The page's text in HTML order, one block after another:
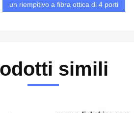
un riempitivo a fibra ottica di 4 porti
simili